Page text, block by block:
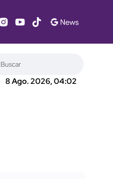
8 Ago. 2026, 04:02